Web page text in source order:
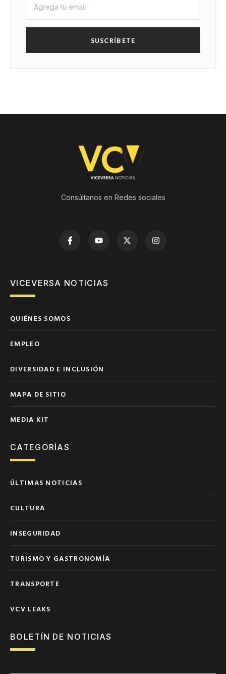
SUSCRÍBETE
Consúltanos en Redes sociales
VICEVERSA NOTICIAS
QUIÉNES SOMOS
EMPLEO
DIVERSIDAD E INCLUSIÓN
MAPA DE SITIO
MEDIA KIT
CATEGORÍAS
ÚLTIMAS NOTICIAS
CULTURA
INSEGURIDAD
TURISMO Y GASTRONOMÍA
TRANSPORTE
VCV LEAKS
BOLETÍN DE NOTICIAS